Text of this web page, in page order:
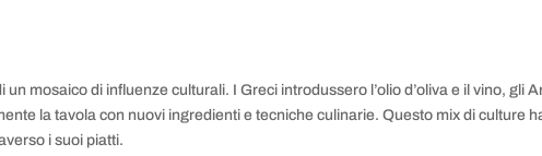
un mosaico di influenze culturali. I Greci introdussero l’olio d’oliva e il vino,
la tavola con nuovi ingredienti e tecniche culinarie. Questo mix di culture
i suoi piatti.